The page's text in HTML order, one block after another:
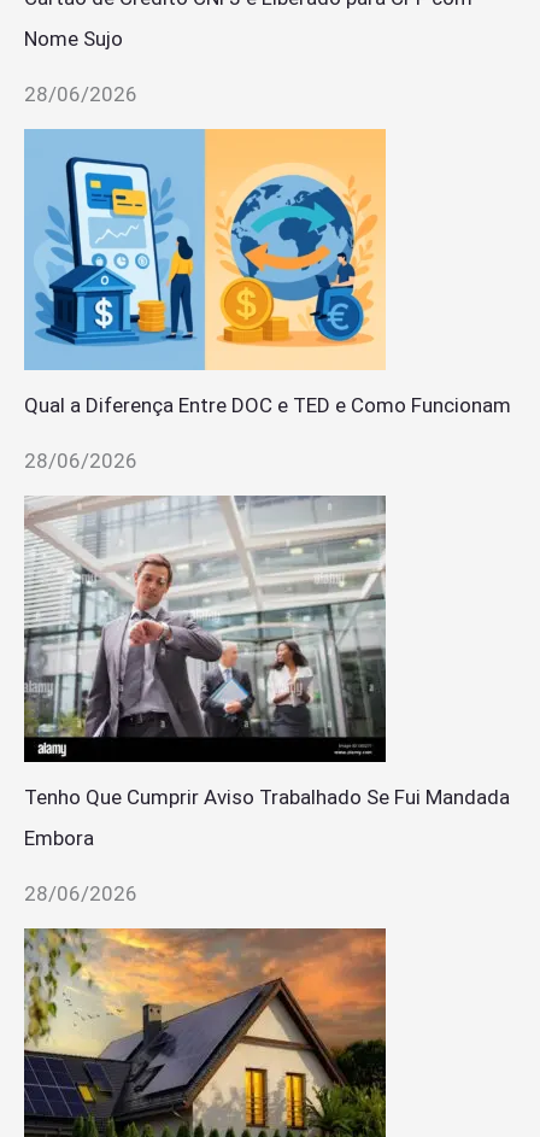
Nome Sujo
28/06/2026
Qual a Diferença Entre DOC e TED e Como Funcionam
28/06/2026
Tenho Que Cumprir Aviso Trabalhado Se Fui Mandada
Embora
28/06/2026